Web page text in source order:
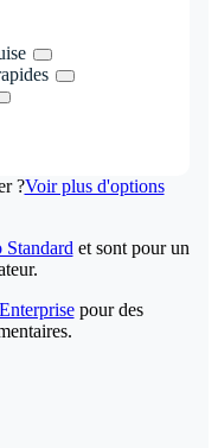
?Voir plus d'options
Standard et sont pour un
Enterprisepour des